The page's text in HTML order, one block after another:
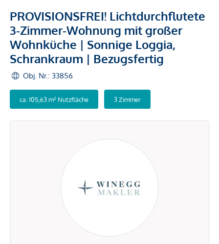
PROVISIONSFREI! Lichtdurchflutete
3-Zimmer-Wohnung mit großer
Wohnküche | Sonnige Loggia,
Schrankraum | Bezugsfertig
Obj. Nr.: 33856
ca. 105,63 m² Nutzfläche 3 Zimmer